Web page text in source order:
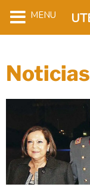
MENU